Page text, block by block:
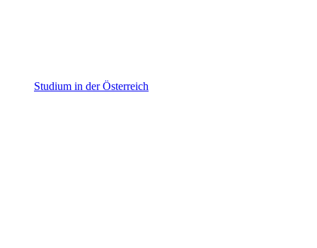
Studium in der Österreich